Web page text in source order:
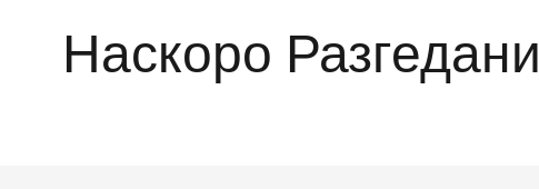
Наскоро Разгедани